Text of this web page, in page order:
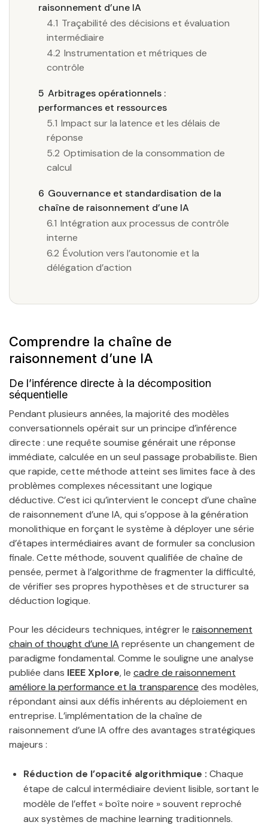
raisonnement d’une IA
4.1 Traçabilité des décisions et évaluation
intermédiaire
4.2 Instrumentation et métriques de
contrôle
5 Arbitrages opérationnels :
performances et ressources
5.1 Impact sur la latence et les délais de
réponse
5.2 Optimisation de la consommation de
calcul
6 Gouvernance et standardisation de la
chaîne de raisonnement d’une IA
6.1 Intégration aux processus de contrôle
interne
6.2 Évolution vers l’autonomie et la
délégation d’action
Comprendre la chaîne de
raisonnement d’une IA
De l’inférence directe à la décomposition
séquentielle
Pendant plusieurs années, la majorité des modèles
conversationnels opérait sur un principe d’inférence
directe : une requête soumise générait une réponse
immédiate, calculée en un seul passage probabiliste. Bien
que rapide, cette méthode atteint ses limites face à des
problèmes complexes nécessitant une logique
déductive. C’est ici qu’intervient le concept d’une chaîne
de raisonnement d’une IA, qui s’oppose à la génération
monolithique en forçant le système à déployer une série
d’étapes intermédiaires avant de formuler sa conclusion
finale. Cette méthode, souvent qualifiée de chaîne de
pensée, permet à l’algorithme de fragmenter la difficulté,
de vérifier ses propres hypothèses et de structurer sa
déduction logique.
Pour les décideurs techniques, intégrer le raisonnement
chain of thought d’une IA représente un changement de
paradigme fondamental. Comme le souligne une analyse
publiée dans IEEE Xplore, le cadre de raisonnement
améliore la performance et la transparence des modèles,
répondant ainsi aux défis inhérents au déploiement en
entreprise. L’implémentation de la chaîne de
raisonnement d’une IA offre des avantages stratégiques
majeurs :
Réduction de l’opacité algorithmique : Chaque
étape de calcul intermédiaire devient lisible, sortant le
modèle de l’effet « boîte noire » souvent reproché
aux systèmes de machine learning traditionnels.